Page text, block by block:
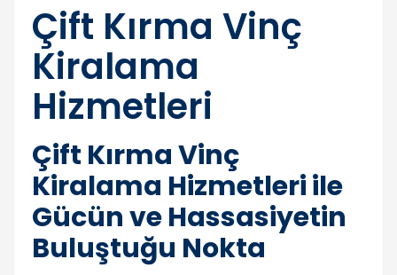
Çift Kırma Vinç
Kiralama
Hizmetleri
Çift Kırma Vinç
Kiralama Hizmetleri ile
Gücün ve Hassasiyetin
Buluştuğu Nokta